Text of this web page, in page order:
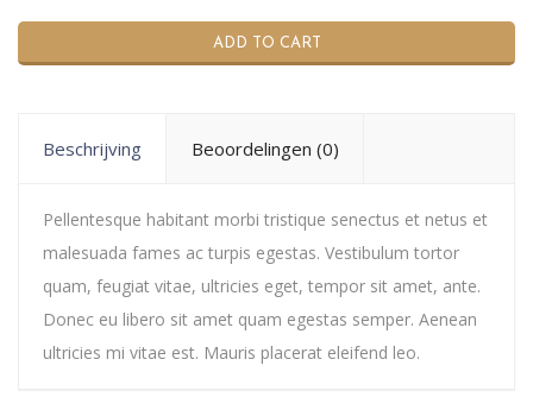
ADD TO CART
Beschrijving Beoordelingen (0)
Pellentesque habitant morbi tristique senectus et netus et
malesuada fames ac turpis egestas. Vestibulum tortor
quam, feugiat vitae, ultricies eget, tempor sit amet, ante.
Donec eu libero sit amet quam egestas semper. Aenean
ultricies mi vitae est. Mauris placerat eleifend leo.